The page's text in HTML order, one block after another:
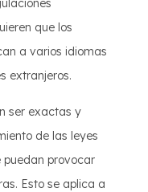
que los
a varios idiomas
extranjeros.
ser exactas y
de las leyes
provocar
Esto se aplica a